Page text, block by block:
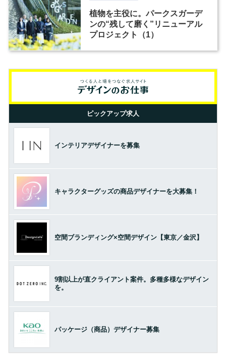
植物を主役に。パークスガーデ
ンの“残して磨く”リニューアル
プロジェクト（1）
ピックアップ求人
インテリアデザイナーを募集
キャラクターグッズの商品デザイナーを大募集！
空間ブランディング×空間デザイン【東京／金沢】
9割以上が直クライアント案件。多種多様なデザイン
を。
パッケージ（商品）デザイナー募集